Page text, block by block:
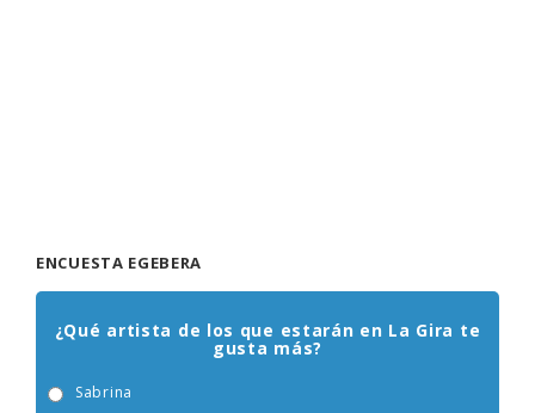
ENCUESTA EGEBERA
¿Qué artista de los que estarán en La Gira te
gusta más?
Sabrina